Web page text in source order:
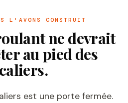
L'AVONS CONSTRUIT
ne devrait
au pied des
est une porte fermée.